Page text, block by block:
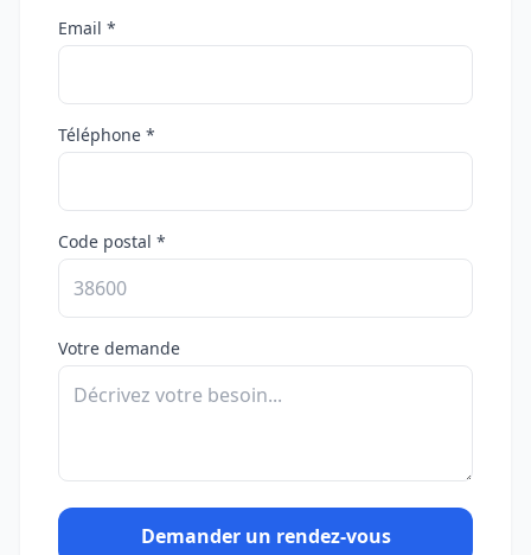
Email *
Téléphone *
Code postal *
Votre demande
Demander un rendez-vous